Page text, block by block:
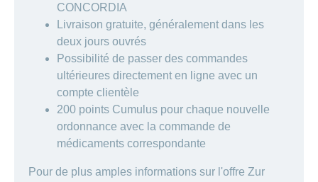
CONCORDIA
Livraison gratuite, généralement dans les
deux jours ouvrés
Possibilité de passer des commandes
ultérieures directement en ligne avec un
compte clientèle
200 points Cumulus pour chaque nouvelle
ordonnance avec la commande de
médicaments correspondante
Pour de plus amples informations sur l'offre Zur